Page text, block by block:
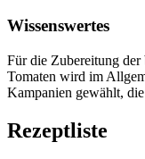
Wissenswertes
Für die Zubereitung der
Tomaten wird im
Kampanien gewählt,
Rezeptliste